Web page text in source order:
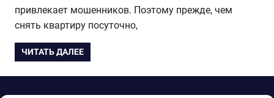
привлекает мошенников. Поэтому прежде, чем
снять квартиру посуточно,
ЧИТАТЬ ДАЛЕЕ